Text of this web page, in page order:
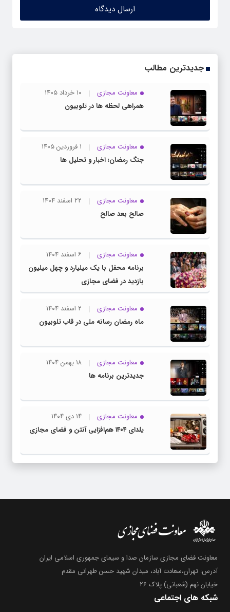
جدیدترین مطالب
معاونت مجازی
۱۰ خرداد ۱۴۰۵
همراهی لحظه ها در تلوبیون
معاونت مجازی
۱ فروردین ۱۴۰۵
جنگ رمضان؛ اخبار و تحلیل ها
معاونت مجازی
۲۲ اسفند ۱۴۰۴
صالح بعد صالح
معاونت مجازی
۶ اسفند ۱۴۰۴
برنامه محفل با یک میلیارد و چهل میلیون
بازدید در فضای مجازی
معاونت مجازی
۲ اسفند ۱۴۰۴
ماه رمضان رسانه ملی در قاب تلوبیون
معاونت مجازی
۱۸ بهمن ۱۴۰۴
جدیدترین برنامه ها
معاونت مجازی
۱۴ دی ۱۴۰۴
یلدای ۱۴۰۴ هم‌افزایی آنتن و فضای مجازی
معاونت فضای مجازی سازمان صدا و سیمای جمهوری اسلامی ایران
آدرس: تهران،سعادت آباد، میدان شهید حسن طهرانی مقدم
خیابان نهم (شعبانی) پلاک 26
شبکه های اجتماعی